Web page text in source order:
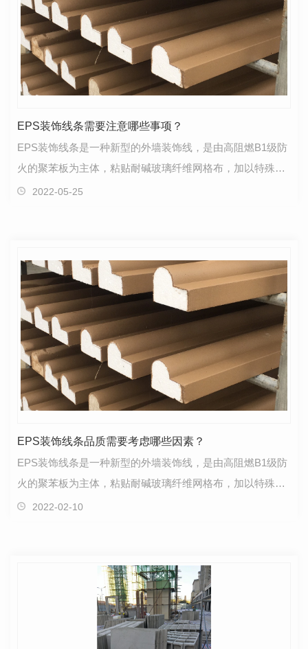
EPS装饰线条需要注意哪些事项？
EPS装饰线条是一种新型的外墙装饰线，是由高阻燃B1级防
火的聚苯板为主体，粘贴耐碱玻璃纤维网格布，加以特殊的
界面砂粘结复合而成的环保节能..装饰建材产品。EPS装…
2022-05-25
EPS装饰线条品质需要考虑哪些因素？
EPS装饰线条是一种新型的外墙装饰线，是由高阻燃B1级防
火的聚苯板为主体，粘贴耐碱玻璃纤维网格布，加以特殊的
界面砂浆粘结复合而成的环保节能**装饰建材产品。**…
2022-02-10